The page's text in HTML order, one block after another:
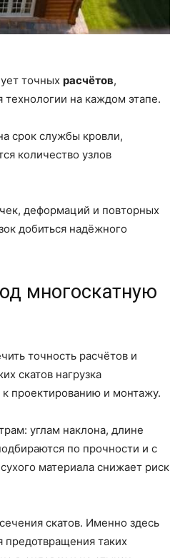
точных расчётов,
на каждом этапе.
срок службы кровли,
количество узлов
деформаций и повторных
добиться надёжного
многоскатную
точность расчётов и
скатов нагрузка
проектированию и монтажу.
углам наклона, длине
по прочности и с
материала снижает риск
скатов. Именно здесь
предотвращения таких